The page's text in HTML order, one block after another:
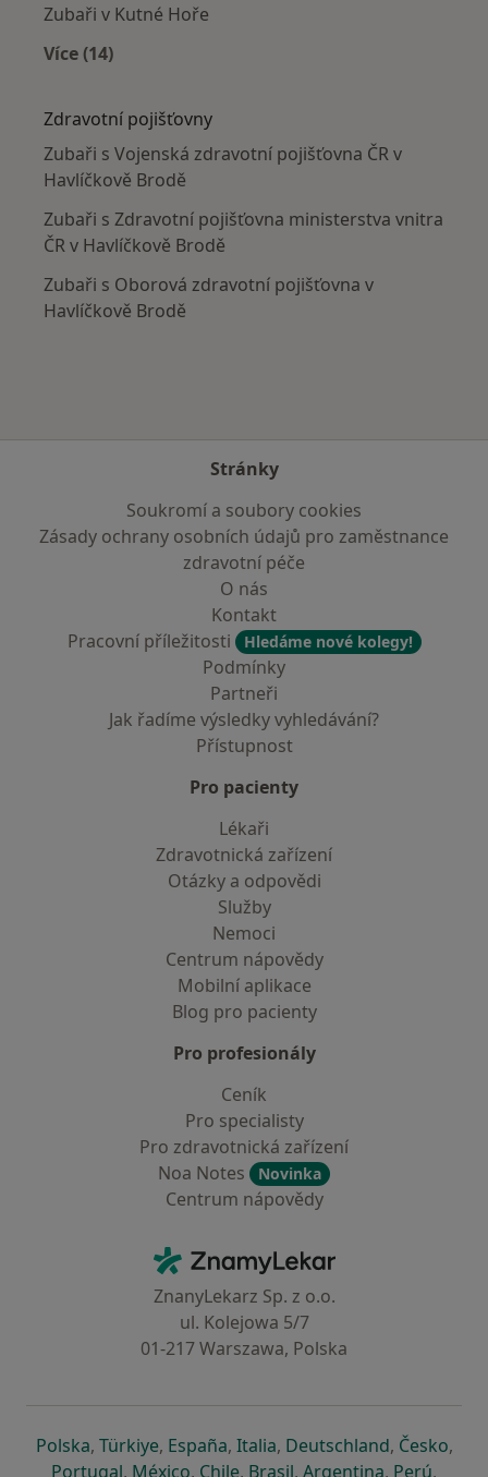
Zubaři v Kutné Hoře
Více (14)
Zdravotní pojišťovny
Zubaři s Vojenská zdravotní pojišťovna ČR v
Havlíčkově Brodě
Zubaři s Zdravotní pojišťovna ministerstva vnitra
ČR v Havlíčkově Brodě
Zubaři s Oborová zdravotní pojišťovna v
Havlíčkově Brodě
Stránky
Soukromí a soubory cookies
Zásady ochrany osobních údajů pro zaměstnance
zdravotní péče
O nás
Kontakt
Pracovní příležitosti
Hledáme nové kolegy!
Podmínky
Partneři
Jak řadíme výsledky vyhledávání?
Přístupnost
Pro pacienty
Lékaři
Zdravotnická zařízení
Otázky a odpovědi
Služby
Nemoci
Centrum nápovědy
Mobilní aplikace
Blog pro pacienty
Pro profesionály
Ceník
Pro specialisty
Pro zdravotnická zařízení
Noa Notes
Novinka
Centrum nápovědy
ZnamyLekar - Hlavní stránka
ZnanyLekarz Sp. z o.o.
ul. Kolejowa 5/7
01-217 Warszawa, Polska
Polskase otevře v nové záložce
, Türkiyese otevře v nové záložce
, Españase otevře v nové záložce
, Italiase otevře v nové záložce
, Deutschlandse otevře v
, Českose
,
Portugalse otevře v nové záložce
, Méxicose otevře v nové záložce
, Chilese otevře v nové záložce
, Brasilse otevře v nové
, Argentinase otevře v
, Perúse
,